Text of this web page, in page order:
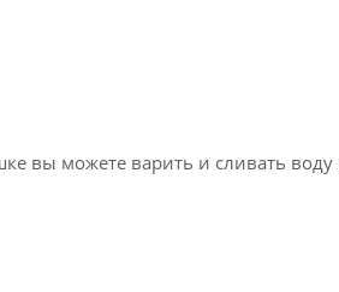
вы можете варить и сливать